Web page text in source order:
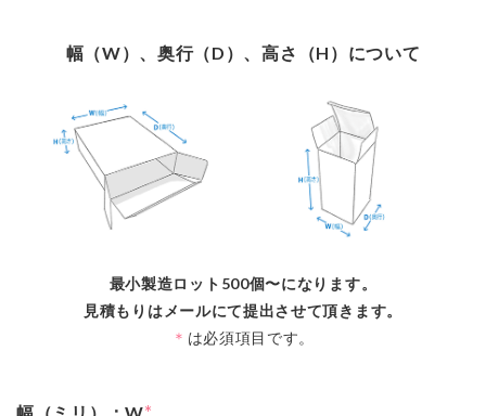
幅（W）、奥行（D）、高さ（H）について
最小製造ロット500個〜になります。
見積もりはメールにて提出させて頂きます。
＊ は必須項目です。